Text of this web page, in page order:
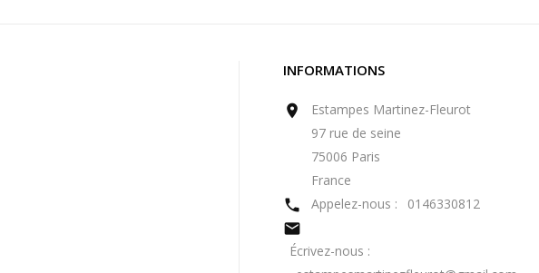
INFORMATIONS

Estampes Martinez-Fleurot
97 rue de seine
75006 Paris
France
 Appelez-nous : 0146330812

Écrivez-nous :